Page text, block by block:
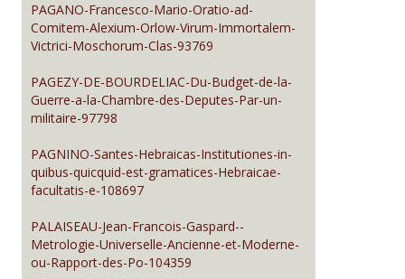
PAGANO-Francesco-Mario-Oratio-ad-
Comitem-Alexium-Orlow-Virum-Immortalem-
Victrici-Moschorum-Clas-93769
PAGEZY-DE-BOURDELIAC-Du-Budget-de-la-
Guerre-a-la-Chambre-des-Deputes-Par-un-
militaire-97798
PAGNINO-Santes-Hebraicas-Institutiones-in-
quibus-quicquid-est-gramatices-Hebraicae-
facultatis-e-108697
PALAISEAU-Jean-Francois-Gaspard--
Metrologie-Universelle-Ancienne-et-Moderne-
ou-Rapport-des-Po-104359